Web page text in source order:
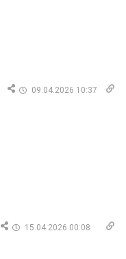
09.04.2026 10:37
15.04.2026 00:08